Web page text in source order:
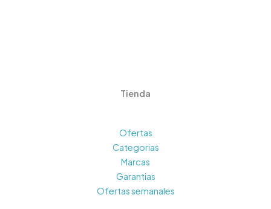
Tienda
Ofertas
Categorias
Marcas
Garantias
Ofertas semanales